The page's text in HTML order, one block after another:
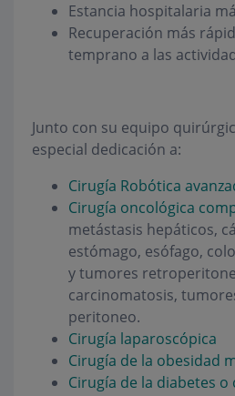
Estancia hospitalaria
Recuperación más
temprano a las
Junto con su equipo
especial dedicación a:
Cirugía Robótica
Cirugía oncológica
metástasis hepáticos,
estómago, esófago,
y tumores
carcinomatosis,
peritoneo.
Cirugía laparoscópica
Cirugía de la obesidad
Cirugía de la diabetes